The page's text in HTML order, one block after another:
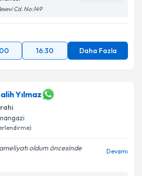
Cd. No:149
16:30 Daha Fazla
Yılmaz
oldum öncesinde
Devamı